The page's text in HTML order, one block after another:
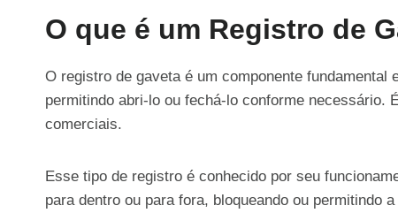
O que é um Registro de
O registro de gaveta é um componente
permitindo abri-lo ou fechá-lo conforme necessário.
comerciais.
Esse tipo de registro é conhecido por seu
para dentro ou para fora, bloqueando ou permitindo